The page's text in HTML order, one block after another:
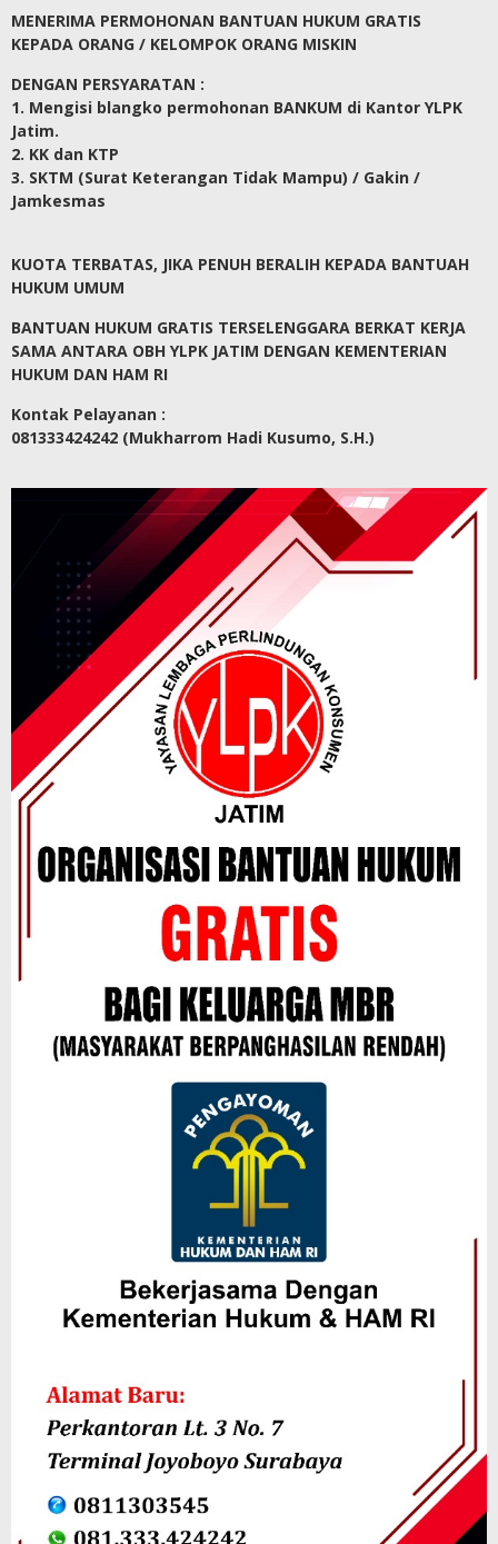
MENERIMA PERMOHONAN BANTUAN HUKUM GRATIS
KEPADA ORANG / KELOMPOK ORANG MISKIN
DENGAN PERSYARATAN :
1. Mengisi blangko permohonan BANKUM di Kantor YLPK
Jatim.
2. KK dan KTP
3. SKTM (Surat Keterangan Tidak Mampu) / Gakin /
Jamkesmas
KUOTA TERBATAS, JIKA PENUH BERALIH KEPADA BANTUAH
HUKUM UMUM
BANTUAN HUKUM GRATIS TERSELENGGARA BERKAT KERJA
SAMA ANTARA OBH YLPK JATIM DENGAN KEMENTERIAN
HUKUM DAN HAM RI
Kontak Pelayanan :
081333424242 (Mukharrom Hadi Kusumo, S.H.)